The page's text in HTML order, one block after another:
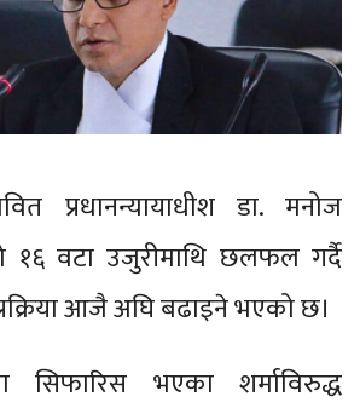
प्रधानन्यायाधीश डा. मनोज
१६ वटा उजुरीमाथि छलफल गर्दै
आजै अघि बढाइने भएको छ।
सिफारिस भएका शर्माविरुद्ध